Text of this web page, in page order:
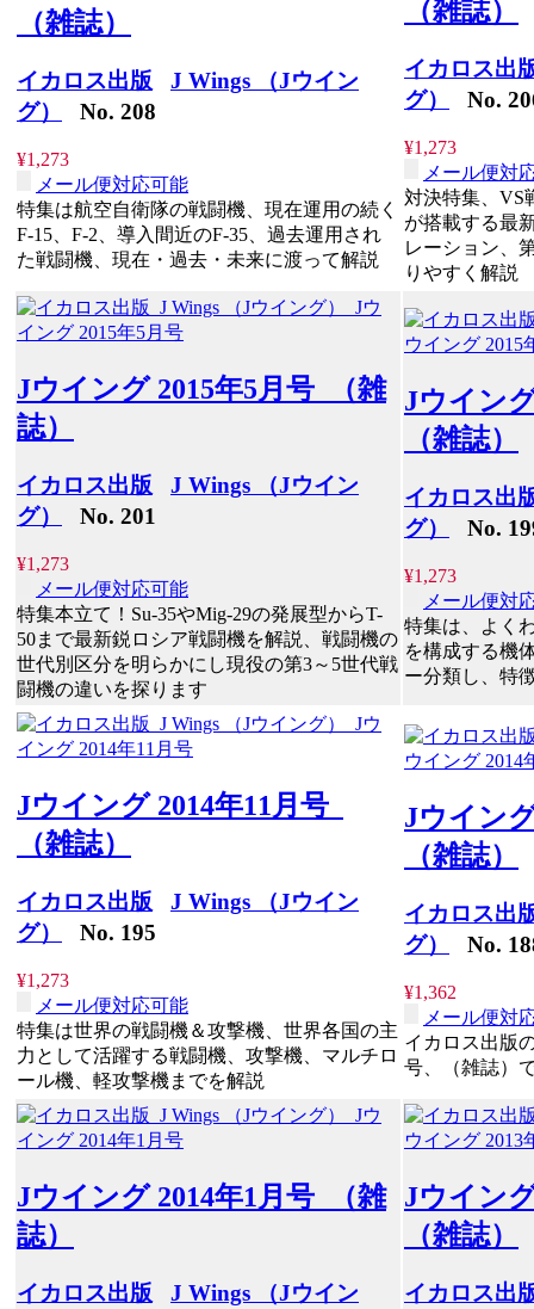
（雑誌）
イカロス出版
J Wings （Jウイン
グ）
No. 208
¥1,273
メール便対応可能
特集は航空自衛隊の戦闘機、現在運用の続く
F-15、F-2、導入間近のF-35、過去運用され
た戦闘機、現在・過去・未来に渡って解説
（雑誌）
イカロス出
グ）
No.
¥1,273
メール便対
対決特集、VS
が搭載する最
レーション、
りやすく解説
Jウイング 2015年5月号 （雑
誌）
イカロス出版
J Wings （Jウイン
グ）
No. 201
¥1,273
メール便対応可能
特集本立て！Su-35やMig-29の発展型からT-
50まで最新鋭ロシア戦闘機を解説、戦闘機の
世代別区分を明らかにし現役の第3～5世代戦
闘機の違いを探ります
Jウイン
（雑誌）
イカロス出
グ）
No.
¥1,273
メール便対
特集は、よく
を構成する機
ー分類し、特
Jウイング 2014年11月号
（雑誌）
イカロス出版
J Wings （Jウイン
グ）
No. 195
¥1,273
メール便対応可能
特集は世界の戦闘機＆攻撃機、世界各国の主
力として活躍する戦闘機、攻撃機、マルチロ
ール機、軽攻撃機までを解説
Jウイン
（雑誌）
イカロス出
グ）
No.
¥1,362
メール便対
イカロス出版
号、（雑誌）
Jウイング 2014年1月号 （雑
誌）
イカロス出版
J Wings （Jウイン
Jウイン
（雑誌）
イカロス出